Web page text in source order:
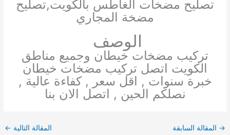
تصليح مضخات الغاطس بالكويت,تصليح
مضخة المجاري
الوصف
تركيب مضخات خيطان وجميع مناطق
الكويت اتصل تركيب مضخات خيطان
خبرة سنوات , اقل سعر , كفاءة عالية ,
نصلكم الحين , اتصل الان بنا
→ المقالة السابقة المقالة التالية ←